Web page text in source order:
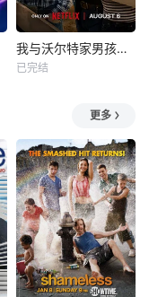
我与沃尔特家男孩的生活第三季
已完结
更多